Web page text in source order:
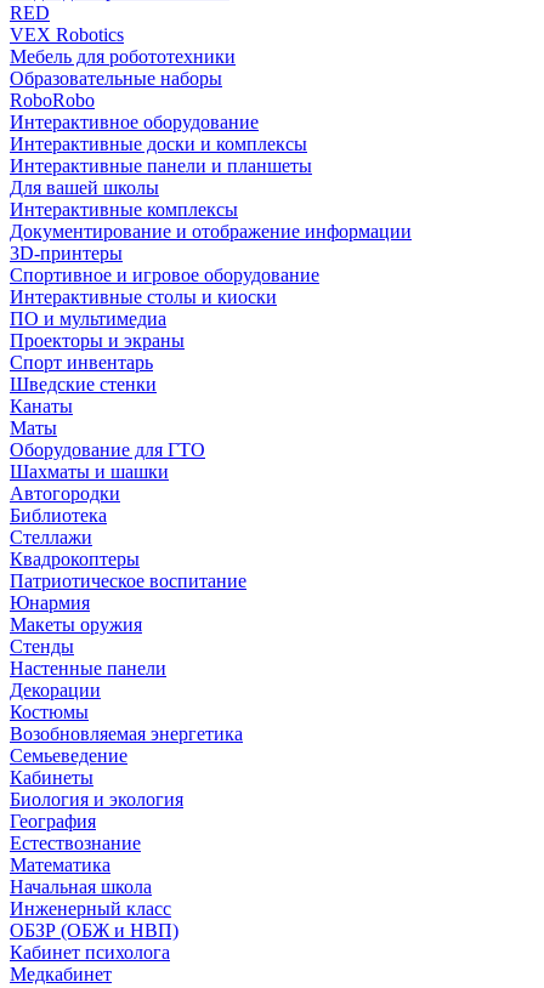
RED
VEX Robotics
Мебель для робототехники
Образовательные наборы
RoboRobo
Интерактивное оборудование
Интерактивные доски и комплексы
Интерактивные панели и планшеты
Для вашей школы
Интерактивные комплексы
Документирование и отображение информации
3D-принтеры
Спортивное и игровое оборудование
Интерактивные столы и киоски
ПО и мультимедиа
Проекторы и экраны
Спорт инвентарь
Шведские стенки
Канаты
Маты
Оборудование для ГТО
Шахматы и шашки
Автогородки
Библиотека
Стеллажи
Квадрокоптеры
Патриотическое воспитание
Юнармия
Макеты оружия
Стенды
Настенные панели
Декорации
Костюмы
Возобновляемая энергетика
Семьеведение
Кабинеты
Биология и экология
География
Естествознание
Математика
Начальная школа
Инженерный класс
ОБЗР (ОБЖ и НВП)
Кабинет психолога
Медкабинет